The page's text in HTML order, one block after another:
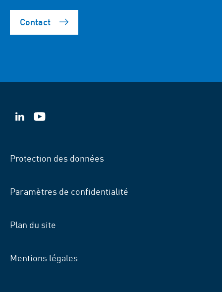
Contact
VSB
VSB
Protection des données
Paramètres de confidentialité
Plan du site
Mentions légales